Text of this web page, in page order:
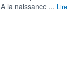
la naissance ... Lire